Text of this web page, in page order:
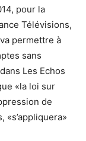
pour la
Télévisions,
permettre à
sans
Les Echos
«la loi sur
de